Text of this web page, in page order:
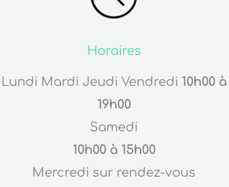
Horaires
Lundi Mardi Jeudi Vendredi 10h00 à
19h00
Samedi
10h00 à 15h00
Mercredi sur rendez-vous